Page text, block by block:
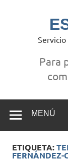
Servicio
Para
MENÚ
ETIQUETA:
FERNÁNDEZ-